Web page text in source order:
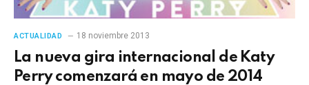
ACTUALIDAD 18 noviembre 2013
La nueva gira internacional de Katy
Perry comenzará en mayo de 2014